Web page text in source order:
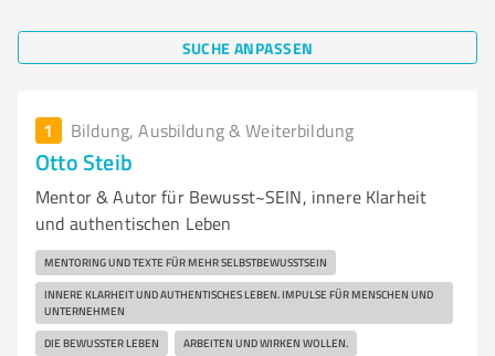
SUCHE ANPASSEN
1 Bildung, Ausbildung & Weiterbildung
Otto Steib
Mentor & Autor für Bewusst~SEIN, innere Klarheit
und authentischen Leben
MENTORING UND TEXTE FÜR MEHR SELBSTBEWUSSTSEIN
INNERE KLARHEIT UND AUTHENTISCHES LEBEN. IMPULSE FÜR MENSCHEN UND
UNTERNEHMEN
DIE BEWUSSTER LEBEN ARBEITEN UND WIRKEN WOLLEN.